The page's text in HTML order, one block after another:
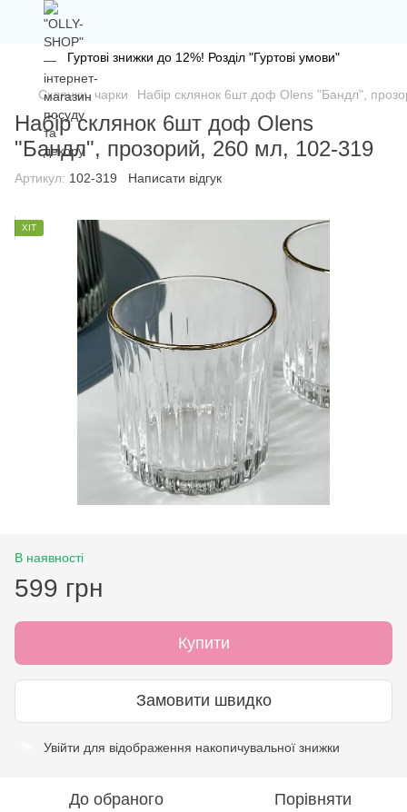
Гуртові знижки до 12%! Розділ "Гуртові умови"
Склянки, чарки Набір склянок 6шт доф Olens "Бандл",
Набір склянок 6шт доф Olens
"Бандл", прозорий, 260 мл, 102-319
Артикул: 102-319 Написати відгук
ХІТ
В наявності
599 грн
Купити
Замовити швидко
Увійти для відображення накопичувальної знижки
До обраного Порівняти